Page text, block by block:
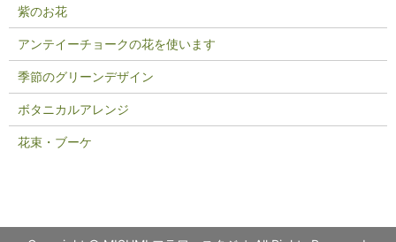
紫のお花
アンテイーチョークの花を使います
季節のグリーンデザイン
ボタニカルアレンジ
花束・ブーケ